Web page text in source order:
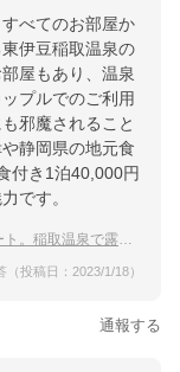
べてのお部屋か
伊豆稲取温泉の
屋もあり、温泉
プルでのご利用
邪魔されること
静岡県の地元食
付き1泊40,000円
です。
呂付客室がおすすめの宿は？
投稿日：2023/1/18）
通報する